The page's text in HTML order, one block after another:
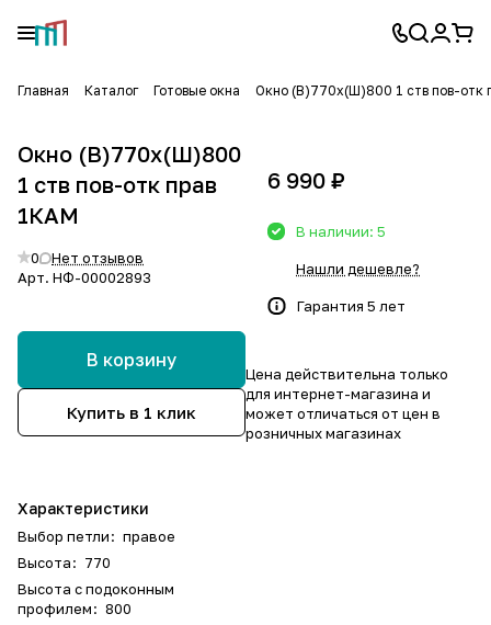
Главная Каталог Готовые окна Окно (В)770х(Ш)800 1 ств пов-отк
Окно (В)770х(Ш)800
1 ств пов-отк прав
1КАМ
0
Нет отзывов
Арт. НФ-00002893
В корзину
Купить в 1 клик
Характеристики
Выбор петли: правое
Высота: 770
Высота с подоконным
профилем: 800
6 990 ₽
В наличии: 5
Нашли дешевле?
Гарантия 5 лет
Цена действительна только
для интернет-магазина и
может отличаться от цен в
розничных магазинах